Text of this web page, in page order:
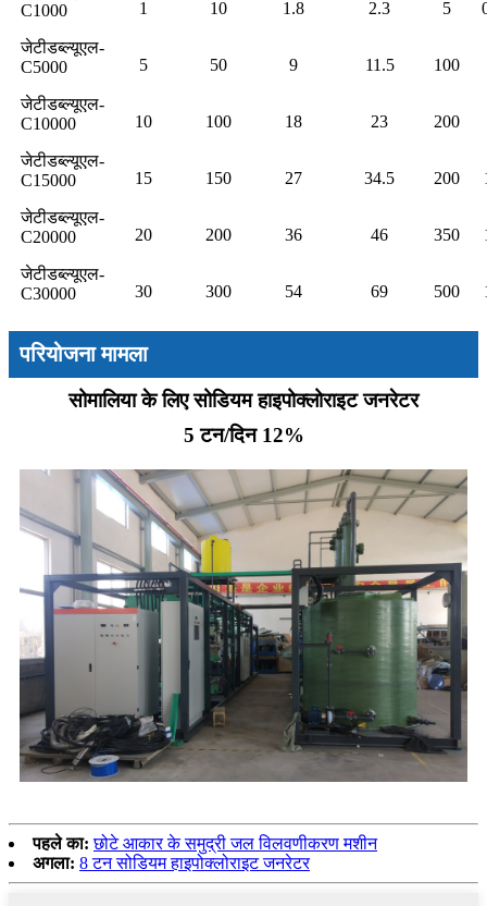
C1000
1 10 1.8 2.3 5
जेटीडब्ल्यूएल-
C5000
5 50 9 11.5 100
जेटीडब्ल्यूएल-
C10000
10 100 18 23 200
जेटीडब्ल्यूएल-
C15000
15 150 27 34.5 200
जेटीडब्ल्यूएल-
C20000
20 200 36 46 350
जेटीडब्ल्यूएल-
C30000
30 300 54 69 500
परियोजना मामला
सोमालिया के लिए सोडियम हाइपोक्लोराइट जनरेटर
5 टन/दिन 12%
पहले का: छोटे आकार के समुद्री जल विलवणीकरण मशीन
अगला: 8 टन सोडियम हाइपोक्लोराइट जनरेटर